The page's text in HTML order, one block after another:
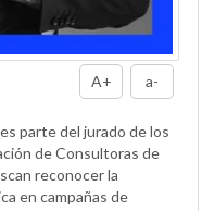
A+ a-
parte del jurado de los
de Consultoras de
reconocer la
en campañas de